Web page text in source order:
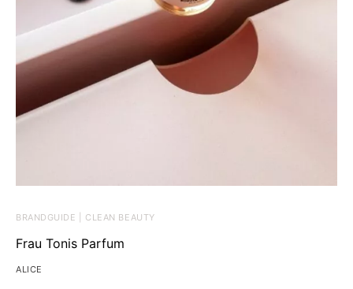
BRANDGUIDE | CLEAN BEAUTY
Frau Tonis Parfum
ALICE